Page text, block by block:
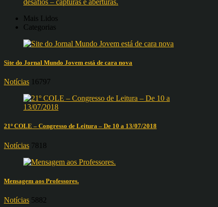
desafios – capturas e aberturas.
Mais Lidos
Categorias
Site do Jornal Mundo Jovem está de cara nova
Notícias 16797
21º COLE – Congresso de Leitura – De 10 a 13/07/2018
Notícias 7818
Mensagem aos Professores.
Notícias 5882